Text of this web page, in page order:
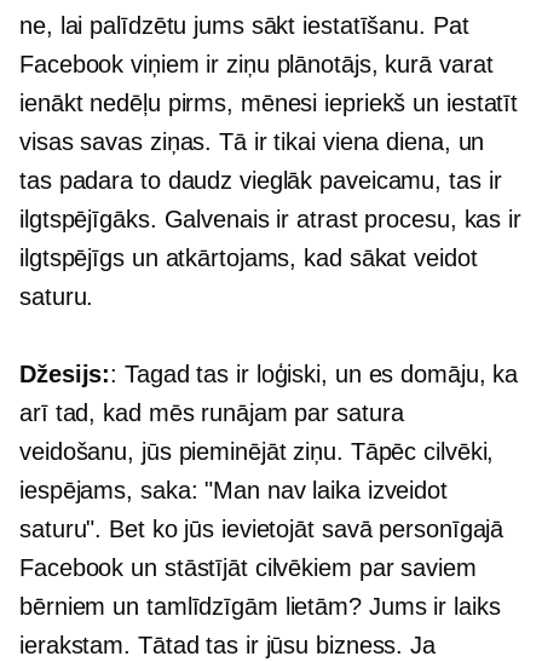
ne, lai palīdzētu jums sākt iestatīšanu. Pat
Facebook viņiem ir ziņu plānotājs, kurā varat
ienākt nedēļu pirms, mēnesi iepriekš un iestatīt
visas savas ziņas. Tā ir tikai viena diena, un
tas padara to daudz vieglāk paveicamu, tas ir
ilgtspējīgāks. Galvenais ir atrast procesu, kas ir
ilgtspējīgs un atkārtojams, kad sākat veidot
saturu.
Džesijs:: Tagad tas ir loģiski, un es domāju, ka
arī tad, kad mēs runājam par satura
veidošanu, jūs pieminējāt ziņu. Tāpēc cilvēki,
iespējams, saka: "Man nav laika izveidot
saturu". Bet ko jūs ievietojāt savā personīgajā
Facebook un stāstījāt cilvēkiem par saviem
bērniem un tamlīdzīgām lietām? Jums ir laiks
ierakstam. Tātad tas ir jūsu bizness. Ja